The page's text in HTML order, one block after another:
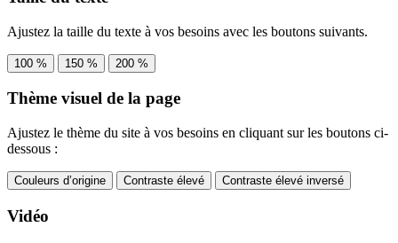
Ajustez la taille du texte à vos besoins avec les boutons suivants.
100 % 150 % 200 %
Thème visuel de la page
Ajustez le thème du site à vos besoins en cliquant sur les boutons ci-
dessous :
Couleurs d’origine Contraste élevé Contraste élevé inversé
Vidéo